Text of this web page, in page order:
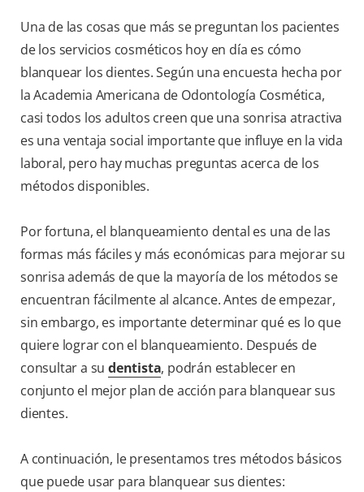
Una de las cosas que más se preguntan los pacientes
de los servicios cosméticos hoy en día es cómo
blanquear los dientes. Según una encuesta hecha por
la Academia Americana de Odontología Cosmética,
casi todos los adultos creen que una sonrisa atractiva
es una ventaja social importante que influye en la vida
laboral, pero hay muchas preguntas acerca de los
métodos disponibles.
Por fortuna, el blanqueamiento dental es una de las
formas más fáciles y más económicas para mejorar su
sonrisa además de que la mayoría de los métodos se
encuentran fácilmente al alcance. Antes de empezar,
sin embargo, es importante determinar qué es lo que
quiere lograr con el blanqueamiento. Después de
consultar a sudentista, podrán establecer en
conjunto el mejor plan de acción para blanquear sus
dientes.
A continuación, le presentamos tres métodos básicos
que puede usar para blanquear sus dientes: